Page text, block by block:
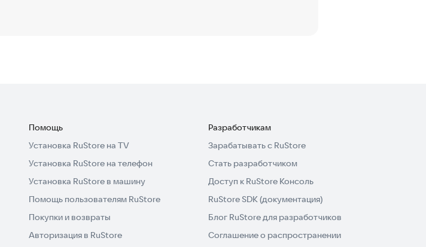
Помощь
Установка RuStore на TV
Установка RuStore на телефон
Установка RuStore в машину
Помощь пользователям RuStore
Покупки и возвраты
Авторизация в RuStore
Разработчикам
Зарабатывать с RuStore
Стать разработчиком
Доступ к RuStore Консоль
RuStore SDK (документация)
Блог RuStore для разработчиков
Соглашение о распространении